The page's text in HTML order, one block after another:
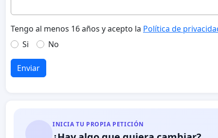
Tengo al menos 16 años y acepto la Política de
Si
No
Enviar
INICIA TU PROPIA PETICIÓN